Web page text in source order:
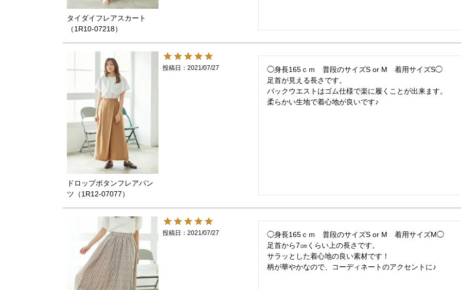
タイダイフレアスカート
（1R10-07218）
ドロップボタンフレアパン
ツ（1R12-07077）
投稿日 2021/07/27
◯身長165ｃｍ　普段のサイズS or M　着用サイズS◯
足首が見える長さです。
バックウエストはゴム仕様で楽に履くことが出来ます。
柔らかい生地で着心地が良いです♪
投稿日 2021/07/27
◯身長165ｃｍ　普段のサイズS or M　着用サイズM◯
足首から7㎝くらい上の長さです。
サラッとした着心地の良い素材です！
柄が華やかなので、コーディネートのアクセントに♪